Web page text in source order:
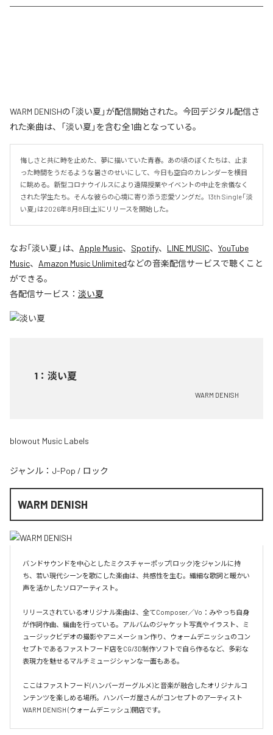
WARM DENISHの「淡い夏」が配信開始された。今回デジタル配信さ
れた楽曲は、「淡い夏」を含む全1曲となっている。
悔しさと共に時を止めた、夢に描いていた青春。あの頃のぼくたちは、止ま
った時間をうだるような暑さのせいにして、今日も空白のカレンダーを横目
に眺める。新型コロナウイルスにより遠隔授業やイベントの中止を余儀なく
された学生たち。そんな彼らの心境に寄り添う恋愛ソングだ。13th Single「淡
い夏」は2026年8月8日(土)にリリースを開始した。
なお「淡い夏 」は、 Apple Music、 Spotify、 LINE MUSIC、 YouTube
Music、 Amazon Music Unlimitedなどの音楽配信サービスで聴くこと
ができる。
各配信サービス： 淡い夏
1 ： 淡い夏
WARM DENISH
blowout Music Labels
ジャンル： J-Pop / ロック
WARM DENISH
バンドサウンドを中心としたミクスチャーポップ(ロック)をジャンルに持
ち、若い現代シーンを歌にした楽曲は、共感性を生む。繊細な歌詞と暖かい
声を活かしたソロアーティスト。
リリースされているオリジナル楽曲は、全てComposer／Vo：みやっち自身
が作詞作曲、編曲を行っている。アルバムのジャケット写真やイラスト、ミ
ュージックビデオの撮影やアニメーション作り、ウォームデニッシュのコン
セプトであるファストフード店をCG/3D制作ソフトで自ら作るなど、多彩な
表現力を魅せるマルチミュージシャンな一面もある。
ここはファストフード(ハンバーガーグルメ)と音楽が融合したオリジナルコ
ンテンツを楽しめる場所。ハンバーガ屋さんがコンセプトのアーティスト
WARM DENISH (ウォームデニッシュ)開店です。